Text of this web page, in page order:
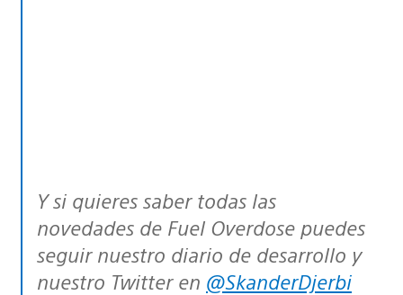
Y si quieres saber todas las
novedades de Fuel Overdose puedes
seguir nuestro diario de desarrollo y
nuestro Twitter en @SkanderDjerbi